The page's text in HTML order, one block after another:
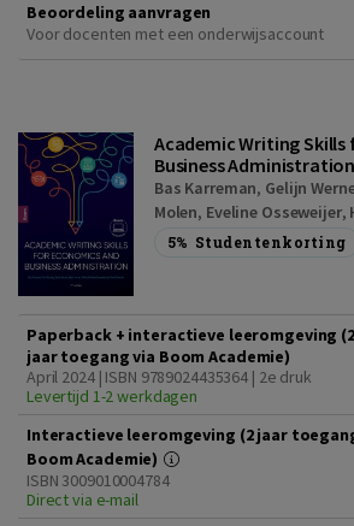
Beoordeling aanvragen
Voor docenten met een onderwijsaccount
Academic Writing Skills
Business
Bas Karreman, Gelijn
Molen, Eveline Osseweijer,
5% Studentenkorting
Paperback + interactieve leeromgeving (2
jaar toegang via Boom Academie)
April 2024 | ISBN 9789024435364 | 2e druk
Levertijd 1-2 werkdagen
Interactieve leeromgeving (2 jaar
Boom Academie)
ISBN 3009010004784
Direct via e-mail